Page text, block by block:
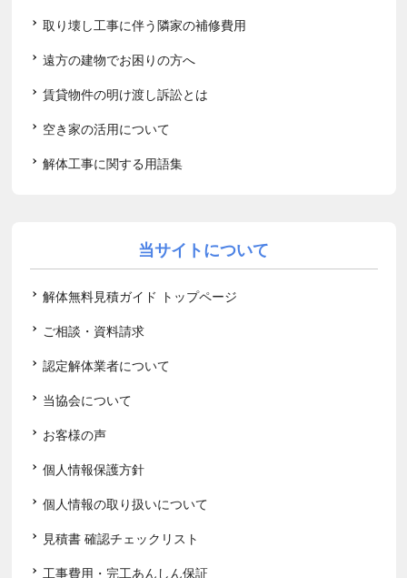
取り壊し工事に伴う隣家の補修費用
遠方の建物でお困りの方へ
賃貸物件の明け渡し訴訟とは
空き家の活用について
解体工事に関する用語集
当サイトについて
解体無料見積ガイド トップページ
ご相談・資料請求
認定解体業者について
当協会について
お客様の声
個人情報保護方針
個人情報の取り扱いについて
見積書 確認チェックリスト
工事費用・完工あんしん保証